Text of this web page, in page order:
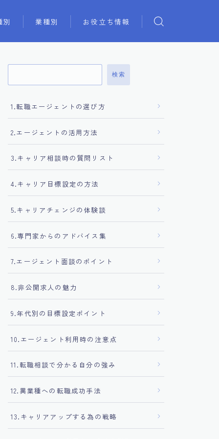
別 業種別 お役立ち情報
検索
1.転職エージェントの選び方
2.エージェントの活用方法
3.キャリア相談時の質問リスト
4.キャリア目標設定の方法
5.キャリアチェンジの体験談
6.専門家からのアドバイス集
7.エージェント面談のポイント
8.非公開求人の魅力
9.年代別の目標設定ポイント
10.エージェント利用時の注意点
11.転職相談で分かる自分の強み
12.異業種への転職成功手法
13.キャリアアップする為の戦略